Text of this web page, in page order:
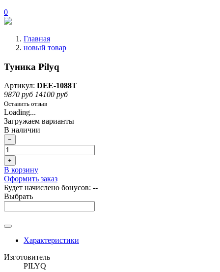
0
Главная
новый товар
Туника Pilyq
Артикул: DEE-1088T
9870 руб 14100 руб
Оставить отзыв
Loading...
Загружаем варианты
В наличии
−
+
В корзину
Оформить заказ
Будет начислено бонусов: --
Выбрать
Характеристики
Изготовитель
PILYQ